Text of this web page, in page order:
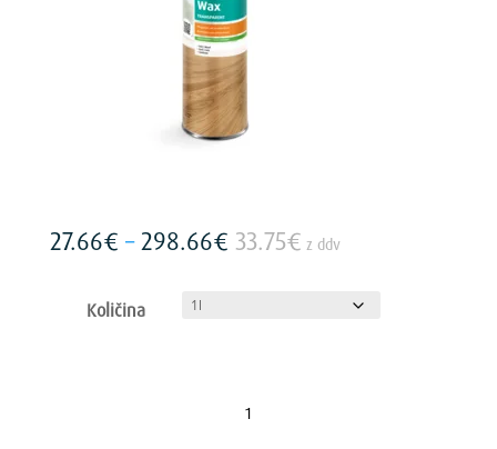
27.66€ – 298.66€Cenovni
33.75€ z ddv
Količina